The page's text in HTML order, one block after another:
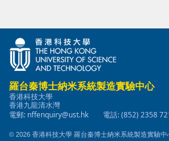
羅台秦博士納米系統製造實驗中心
香港科技大學
香港九龍清水灣
電郵: nffenquiry@ust.hk 電話: (852) 2358
© 2026 香港科技大學 羅台秦博士納米系統製造實驗中